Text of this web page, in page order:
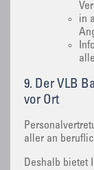
in
9. Der VLB
vor Ort
aller an
Deshalb bietet